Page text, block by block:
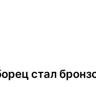
стал